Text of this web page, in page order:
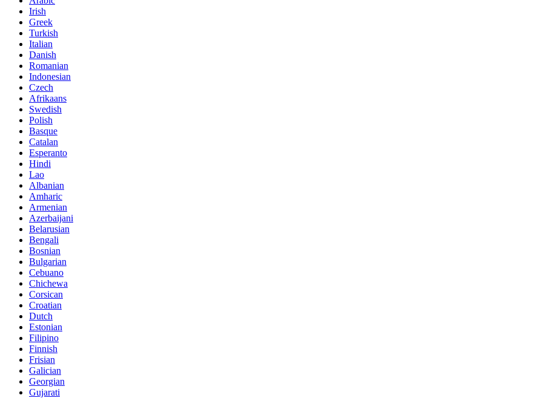
Irish
Greek
Turkish
Italian
Danish
Romanian
Indonesian
Czech
Afrikaans
Swedish
Polish
Basque
Catalan
Esperanto
Hindi
Lao
Albanian
Amharic
Armenian
Azerbaijani
Belarusian
Bengali
Bosnian
Bulgarian
Cebuano
Chichewa
Corsican
Croatian
Dutch
Estonian
Filipino
Finnish
Frisian
Galician
Georgian
Gujarati